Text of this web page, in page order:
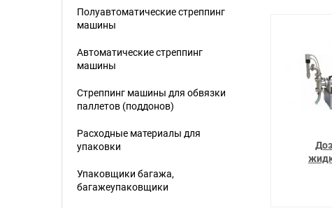
Полуавтоматические стреппинг
машины
Автоматические стреппинг
машины
Стреппинг машины для обвязки
паллетов (поддонов)
Расходные материалы для
упаковки
Упаковщики багажа,
багажеупаковщики